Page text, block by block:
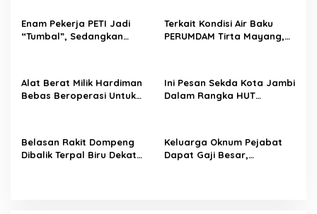
i
p
s
Enam Pekerja PETI Jadi
“Tumbal”, Sedangkan
Terkait Kondisi Air Baku
PERUMDAM Tirta Mayang,
Alat Berat Milik Hardiman
Bebas Beroperasi Untuk
Ini Pesan Sekda Kota Jambi
Dalam Rangka HUT
Belasan Rakit Dompeng
Dibalik Terpal Biru Dekat
Keluarga Oknum Pejabat
Dapat Gaji Besar,